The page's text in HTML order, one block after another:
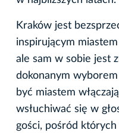
Kraków jest
inspirującym
ale sam w sobie jest
dokonanym
być miastem
wsłuchiwać się w
gości, pośród